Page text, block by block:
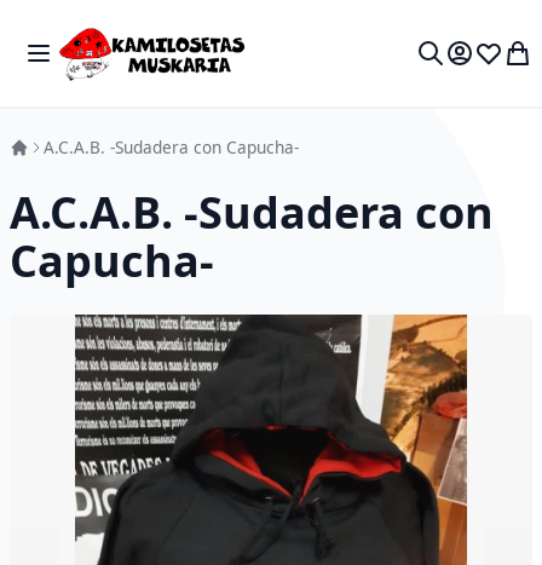
Toggle Nav
My
A.C.A.B. -Sudadera con Capucha-
A.C.A.B. -Sudadera con
Capucha-